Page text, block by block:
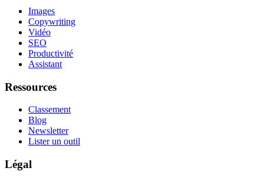
Images
Copywriting
Vidéo
SEO
Productivité
Assistant
Ressources
Classement
Blog
Newsletter
Lister un outil
Légal